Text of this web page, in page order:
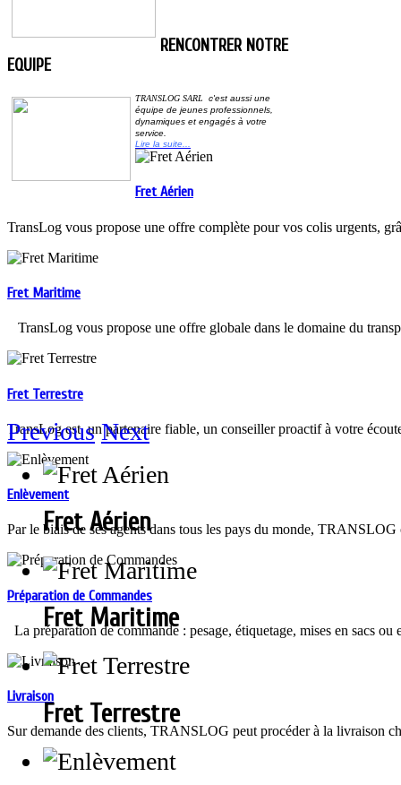
RENCONTRER NOTRE
EQUIPE
TRANSLOG SARL
c'est aussi une
équipe de jeunes professionnels,
dynamiques et engagés à votre
service
Lire la suite...
Fret Aérien
TransLog vous propose une offre complète pour vos colis urgents,
Fret Maritime
TransLog vous propose une offre globale dans le domaine du
Fret Terrestre
TransLog est un partenaire fiable, un conseiller proactif à votre
Enlèvement
Par le biais de ses agents dans tous les pays du monde, TRANSLOG
Préparation de Commandes
La préparation de commande : pesage, étiquetage, mises en sacs ou
Livraison
Sur demande des clients, TRANSLOG peut procéder à la livraison
Previous Next
Fret Aérien
Fret Maritime
Fret Terrestre